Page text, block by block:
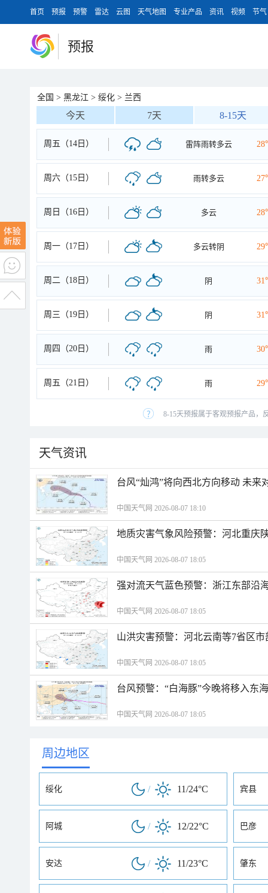
首页 预报 预警 雷达 云图 天气地图 专业产品 资讯 视频 节气
预报
全国 > 黑龙江 > 绥化 > 兰西
今天 7天 8-15天
周五（14日） 雷阵雨转多云
周六（15日） 雨转多云
周日（16日） 多云
周一（17日） 多云转阴
周二（18日） 阴
周三（19日） 阴
周四（20日） 雨
周五（21日） 雨
8-15天预报属于客观预报产品，
天气资讯
台风“灿鸿”将向西北方向移动 未来
中国天气网 2026-08-07 18:10
地质灾害气象风险预警：河北重庆
中国天气网 2026-08-07 18:05
强对流天气蓝色预警：浙江东部沿
中国天气网 2026-08-07 18:05
山洪灾害预警：河北云南等7省区
中国天气网 2026-08-07 18:05
台风预警：“白海豚”今晚将移入东
中国天气网 2026-08-07 18:05
周边地区
绥化 / 11/24°C 宾县
阿城 / 12/22°C 巴彦
安达 / 11/23°C 肇东